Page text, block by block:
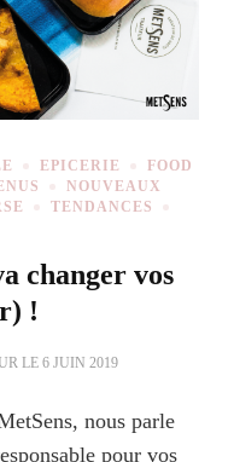
EPICERIE
FOOD
NOUVEAUX
TENDANCES
changer vos
!
LE 6 JUIN 2019
nous parle
pour vos